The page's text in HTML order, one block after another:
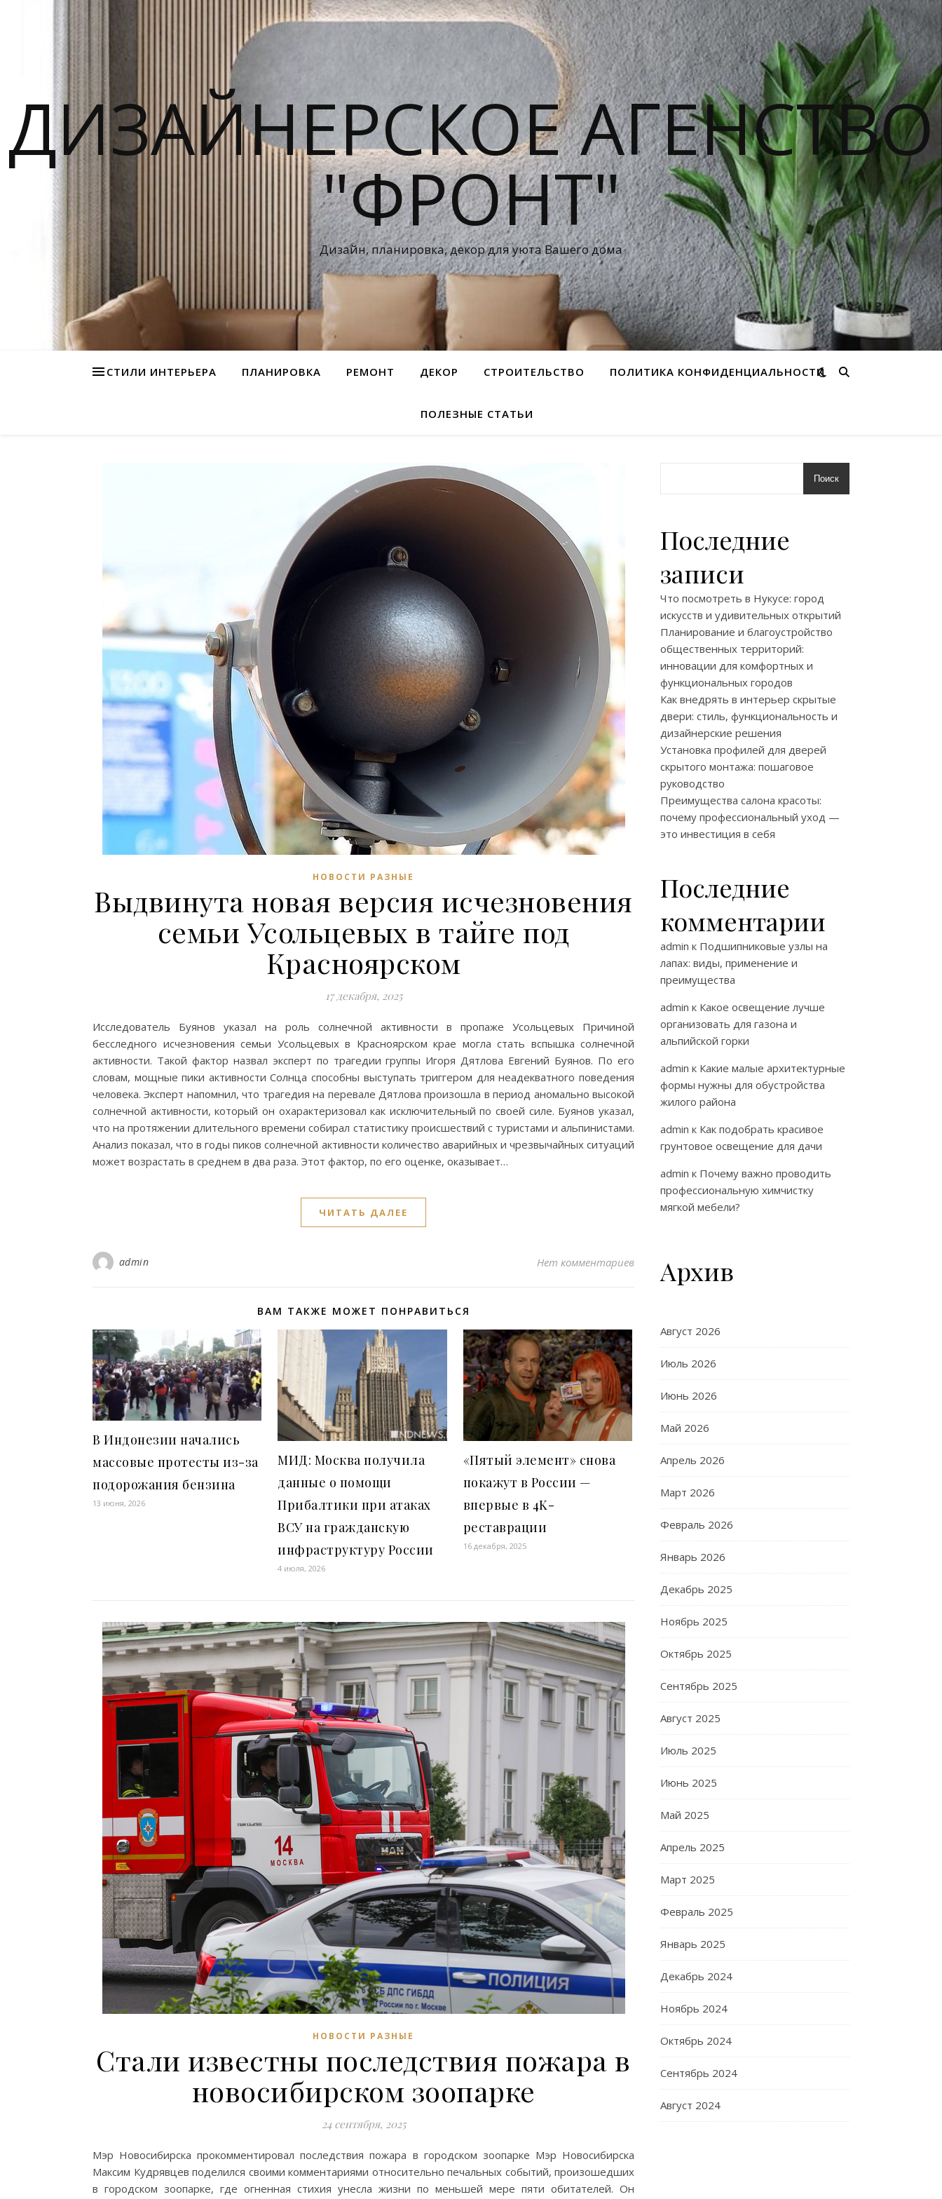
ДИЗАЙНЕРСКОЕ АГЕНСТВО
"ФРОНТ"
Дизайн, планировка, декор для уюта Вашего дома
СТИЛИ ИНТЕРЬЕРА ПЛАНИРОВКА РЕМОНТ ДЕКОР СТРОИТЕЛЬСТВО ПОЛИТИКА КОНФИДЕНЦИАЛЬНОСТИ
ПОЛЕЗНЫЕ СТАТЬИ
НОВОСТИ РАЗНЫЕ
Выдвинута новая версия исчезновения
семьи Усольцевых в тайге под
Красноярском
17 декабря, 2025
Исследователь Буянов указал на роль солнечной активности в пропаже Усольцевых Причиной
бесследного исчезновения семьи Усольцевых в Красноярском крае могла стать вспышка солнечной
активности. Такой фактор назвал эксперт по трагедии группы Игоря Дятлова Евгений Буянов. По его
словам, мощные пики активности Солнца способны выступать триггером для неадекватного поведения
человека. Эксперт напомнил, что трагедия на перевале Дятлова произошла в период аномально высокой
солнечной активности, который он охарактеризовал как исключительный по своей силе. Буянов указал,
что на протяжении длительного времени собирал статистику происшествий с туристами и альпинистами.
Анализ показал, что в годы пиков солнечной активности количество аварийных и чрезвычайных ситуаций
может возрастать в среднем в два раза. Этот фактор, по его оценке, оказывает…
ЧИТАТЬ ДАЛЕЕ
admin Нет комментариев
ВАМ ТАКЖЕ МОЖЕТ ПОНРАВИТЬСЯ
В Индонезии начались
массовые протесты из-за
подорожания бензина
13 июня, 2026
МИД: Москва получила
данные о помощи
Прибалтики при атаках
ВСУ на гражданскую
инфраструктуру России
4 июля, 2026
«Пятый элемент» снова
покажут в России —
впервые в 4K-
реставрации
16 декабря, 2025
НОВОСТИ РАЗНЫЕ
Стали известны последствия пожара в
новосибирском зоопарке
24 сентября, 2025
Мэр Новосибирска прокомментировал последствия пожара в городском зоопарке Мэр Новосибирска
Максим Кудрявцев поделился своими комментариями относительно печальных событий, произошедших
в городском зоопарке, где огненная стихия унесла жизни по меньшей мере пяти обитателей. Он
Поиск
Последние
записи
Что посмотреть в Нукусе: город
искусств и удивительных открытий
Планирование и благоустройство
общественных территорий:
инновации для комфортных и
функциональных городов
Как внедрять в интерьер скрытые
двери: стиль, функциональность и
дизайнерские решения
Установка профилей для дверей
скрытого монтажа: пошаговое
руководство
Преимущества салона красоты:
почему профессиональный уход —
это инвестиция в себя
Последние
комментарии
admin к Подшипниковые узлы на
лапах: виды, применение и
преимущества
admin к Какое освещение лучше
организовать для газона и
альпийской горки
admin к Какие малые архитектурные
формы нужны для обустройства
жилого района
admin к Как подобрать красивое
грунтовое освещение для дачи
admin к Почему важно проводить
профессиональную химчистку
мягкой мебели?
Архив
Август 2026
Июль 2026
Июнь 2026
Май 2026
Апрель 2026
Март 2026
Февраль 2026
Январь 2026
Декабрь 2025
Ноябрь 2025
Октябрь 2025
Сентябрь 2025
Август 2025
Июль 2025
Июнь 2025
Май 2025
Апрель 2025
Март 2025
Февраль 2025
Январь 2025
Декабрь 2024
Ноябрь 2024
Октябрь 2024
Сентябрь 2024
Август 2024